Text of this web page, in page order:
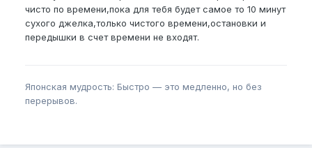
чисто по времени,пока для тебя будет самое то 10 минут
сухого джелка,только чистого времени,остановки и
передышки в счет времени не входят.
Японская мудрость: Быстро — это медленно, но без
перерывов.